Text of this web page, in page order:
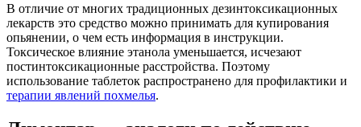
В отличие от многих традиционных дезинтоксикационных
лекарств это средство можно принимать для купирования
опьянении, о чем есть информация в инструкции.
Токсическое влияние этанола уменьшается, исчезают
постинтоксикационные расстройства. Поэтому
использование таблеток распространено для профилактики и
терапии явлений похмелья.